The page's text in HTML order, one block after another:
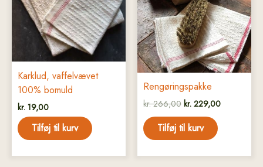
Karklud, vaffelvævet
100% bomuld
kr. 19,00
Tilføj til kurv
Rengøringspakke
kr.266,00 kr. 229,00
Tilføj til kurv